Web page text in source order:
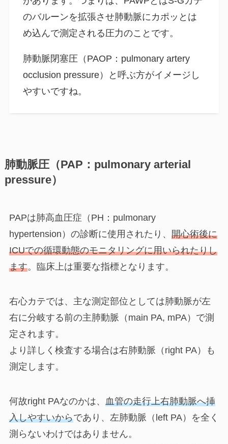
のバルーンを拡張させ肺動脈にカポッとは
め込んで測定される圧力のことです。
肺動脈閉塞圧（PAOP：pulmonary artery
occlusion pressure）と呼ぶ方がイメージし
やすいですね。
肺動脈圧（PAP：pulmonary arterial
pressure）
PAPは肺高血圧症（PH：pulmonary
hypertension）の診断に使用されたり、 開心術後に
ICUでの循環動態のモニタリングに用いられたりし
ます。臨床上は重要な指標となります。
右心カテでは、主な測定部位としては肺動脈が左
右に分岐する前の主肺動脈（main PA, mPA）で測
定されます。
より詳しく検査する場合は右肺動脈（right PA）も
測定します。
何故right PAなのかは、 血管の走行上右肺動脈へ挿
入しやすいからであり、左肺動脈（left PA）を全く
測らないわけではありません。